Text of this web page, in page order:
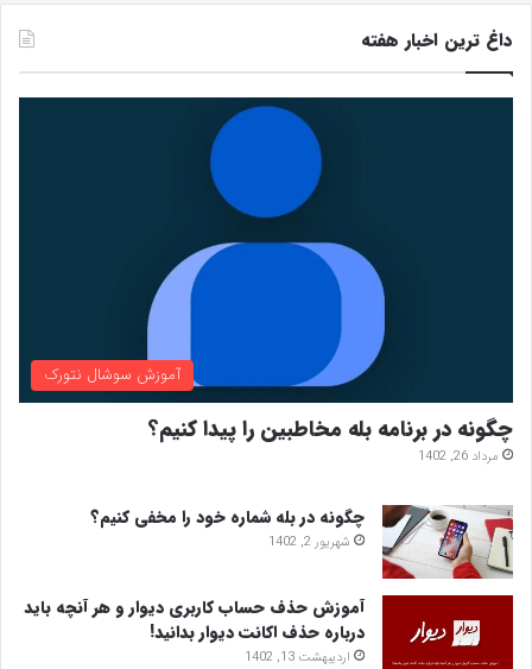
داغ ترین اخبار هفته
آموزش سوشال نتورک
چگونه در برنامه بله مخاطبین را پیدا کنیم؟
مرداد 26, 1402
چگونه در بله شماره خود را مخفی کنیم؟
شهریور 2, 1402
آموزش حذف حساب کاربری دیوار و هر آنچه باید
درباره حذف اکانت دیوار بدانید!
اردیبهشت 13, 1402